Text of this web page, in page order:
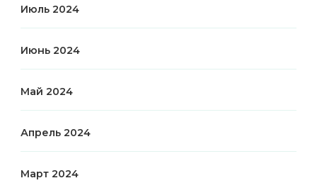
Июль 2024
Июнь 2024
Май 2024
Апрель 2024
Март 2024